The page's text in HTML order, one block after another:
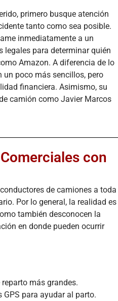
primero busque atención
tanto como sea posible.
inmediatamente a un
legales para determinar quién
Amazon. A diferencia de lo
un poco más sencillos, pero
financiera. Asimismo, su
camión como Javier Marcos
con
de camiones a toda
Por lo general, la realidad es
también desconocen la
en donde pueden ocurrir
más grandes.
para ayudar al parto.